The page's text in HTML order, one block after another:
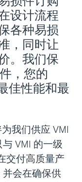
和
设计流程
各种易损
，同时让
。我们保
，您的
佳性能和最
我们供应 VMI
VMI 的一级
交付高质量产
会在确保供